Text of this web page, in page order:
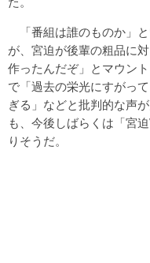
「番組は誰のものか」
が、宮迫が後輩の粗品に
作ったんだぞ」とマウン
で「過去の栄光にすがっ
ぎる」などと批判的な声
も、今後しばらくは「宮
りそうだ。